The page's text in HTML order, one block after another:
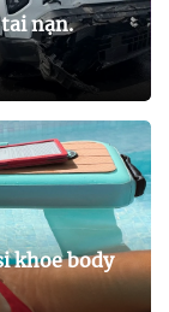
nạn.
khoe body